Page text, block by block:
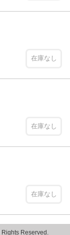
在庫なし
在庫なし
在庫なし
Reserved.